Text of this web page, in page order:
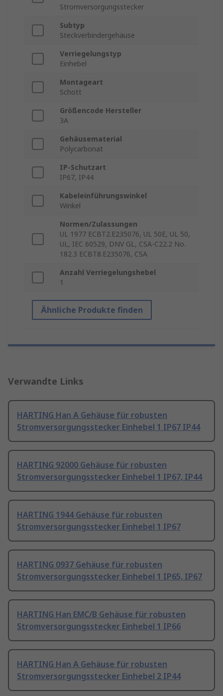
Stromversorgungsstecker
Subtyp
Steckverbindergehäuse
Verriegelungstyp
Einhebel
Montageart
Schott
Größencode Hersteller
3A
Gehäusematerial
Polycarbonat
IP-Schutzart
IP67, IP44
Kabeleinführungswinkel
Winkel
Normen/Zulassungen
UL 1977 ECBT2.E235076, UL 50E, UL 50,
UL, IEC 60529, DNV GL, CSA-C22.2 No.
182.3 ECBT8.E235076, CSA
Anzahl Verriegelungshebel
1
Ähnliche Produkte finden
Verwandte Links
HARTING Han A Gehäuse für robusten
Stromversorgungsstecker Einhebel 1 IP67 IP44
HARTING 92000 Gehäuse für robusten
Stromversorgungsstecker Einhebel 1 IP67, IP44
HARTING 1944 Gehäuse für robusten
Stromversorgungsstecker Einhebel 1 IP67
HARTING 0937 Gehäuse für robusten
Stromversorgungsstecker Einhebel 1 IP65, IP67
HARTING Han EMC/B Gehäuse für robusten
Stromversorgungsstecker Einhebel 1 IP66
HARTING Han A Gehäuse für robusten
Stromversorgungsstecker Einhebel 2 IP44